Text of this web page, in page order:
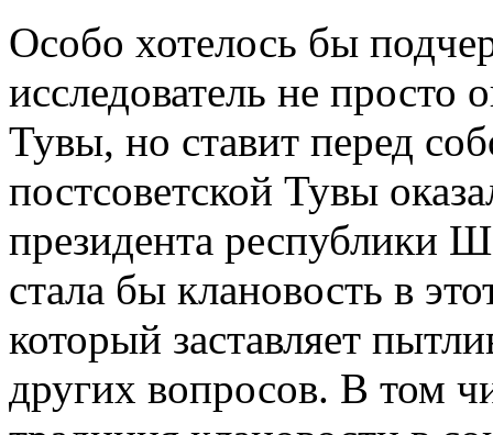
Особо хотелось бы
исследователь не просто
Тувы, но ставит перед
постсоветской Тувы
президента республики
стала бы клановость в
который заставляет
других вопросов. В том